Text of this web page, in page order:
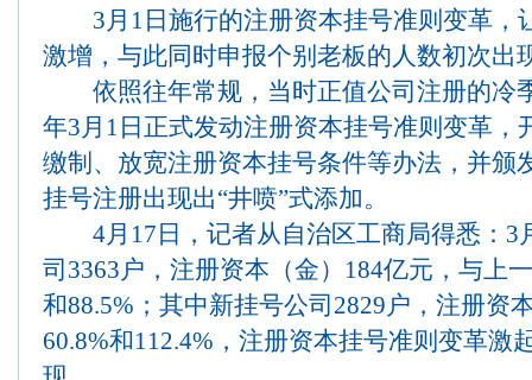
3月1日施行的注册资本挂号准则变革，
激增，与此同时申报个别老板的人数初次出
依照往年常规，当时正值公司注册的冷
年3月1日正式发动注册资本挂号准则变革，
缴制、放宽注册资本挂号条件等办法，并颁
挂号注册出现出“井喷”式添加。
4月17日，记者从自治区工商局得悉：3
司3363户，注册资本（金）184亿元，与上
和88.5%；其中新挂号公司2829户，注册资
60.8%和112.4%，注册资本挂号准则变革激